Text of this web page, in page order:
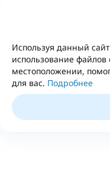
Используя данный
использование
местоположении,
для вас. Подробнее